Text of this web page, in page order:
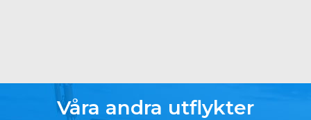
Våra andra utflykter